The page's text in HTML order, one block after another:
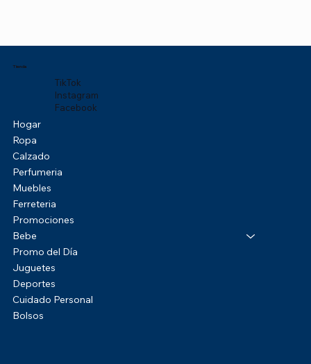
Tienda
TikTok
Instagram
Facebook
Hogar
Ropa
Calzado
Perfumeria
Muebles
Ferreteria
Promociones
Bebe
Promo del Día
Juguetes
Deportes
Cuidado Personal
Bolsos